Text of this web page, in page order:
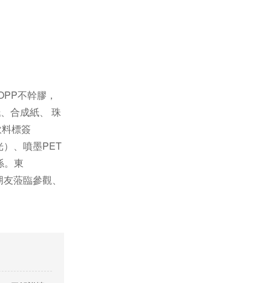
不幹膠，
合成紙、 珠
標簽
）、噴墨PET
。東
蒞臨參觀、